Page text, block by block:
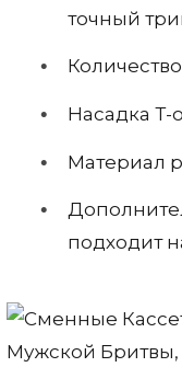
точный
Насадка Т-
Материал
подходит